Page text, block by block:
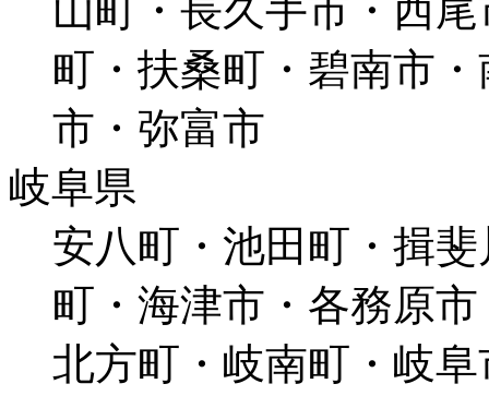
山町・長久手市・西
町・扶桑町・碧南市
市・弥富市
岐阜県
安八町・池田町・揖
町・海津市・各務原
北方町・岐南町・岐